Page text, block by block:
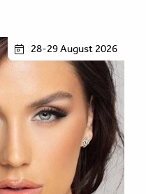
28-29 August 2026